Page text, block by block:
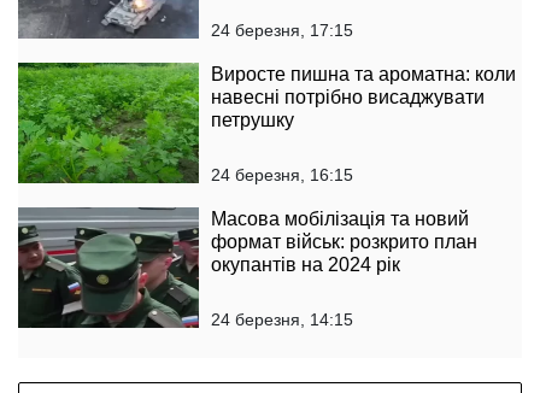
24 березня, 17:15
Виросте пишна та ароматна: коли
навесні потрібно висаджувати
петрушку
24 березня, 16:15
Масова мобілізація та новий
формат військ: розкрито план
окупантів на 2024 рік
24 березня, 14:15